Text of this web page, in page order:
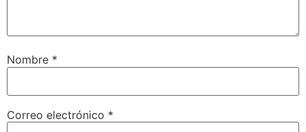
Nombre *
Correo electrónico *